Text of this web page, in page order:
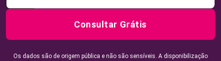
Consultar Grátis
Os dados são de origem pública e não são sensíveis. A disponibilização